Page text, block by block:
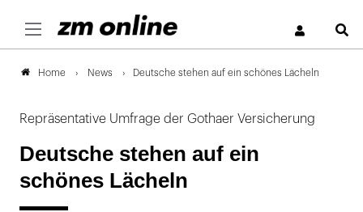
Home News Deutsche stehen auf ein schönes Lächeln
Repräsentative Umfrage der Gothaer Versicherung
Deutsche stehen auf ein
schönes Lächeln